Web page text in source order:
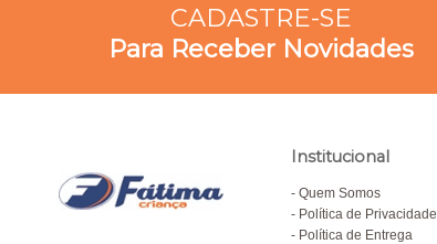
CADASTRE-SE
Para Receber Novidades
Institucional
Quem Somos
Política de Privacidade
Política de Entrega